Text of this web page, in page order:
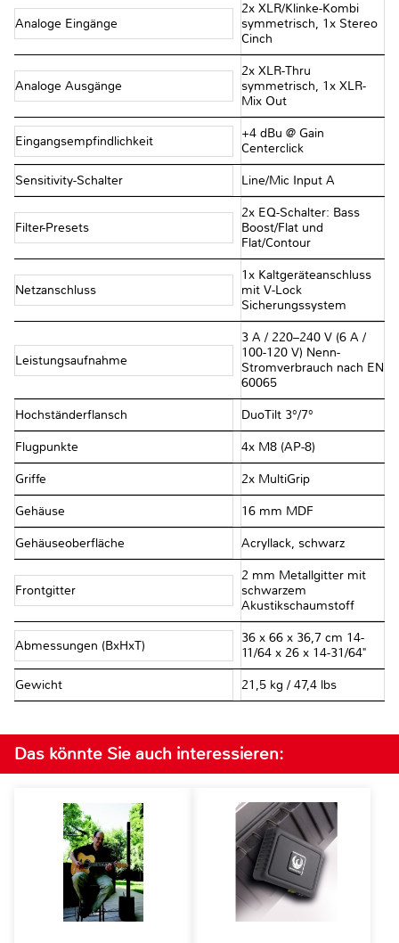
Analoge Eingänge
2x XLR/Klinke-Kombi
symmetrisch, 1x Stereo
Cinch
Analoge Ausgänge
2x XLR-Thru
symmetrisch, 1x XLR-
Mix Out
Eingangsempfindlichkeit
+4 dBu @ Gain
Centerclick
Sensitivity-Schalter Line/Mic Input A
Filter-Presets
2x EQ-Schalter: Bass
Boost/Flat und
Flat/Contour
Netzanschluss
1x Kaltgeräteanschluss
mit V-Lock
Sicherungssystem
Leistungsaufnahme
3 A / 220–240 V (6 A /
100-120 V) Nenn-
Stromverbrauch nach EN
60065
Hochständerflansch DuoTilt 3°/7°
Flugpunkte 4x M8 (AP-8)
Griffe 2x MultiGrip
Gehäuse 16 mm MDF
Gehäuseoberfläche Acryllack, schwarz
Frontgitter
2 mm Metallgitter mit
schwarzem
Akustikschaumstoff
Abmessungen (BxHxT)
36 x 66 x 36,7 cm 14-
11/64 x 26 x 14-31/64"
Gewicht 21,5 kg / 47,4 lbs
Das könnte Sie auch interessieren: